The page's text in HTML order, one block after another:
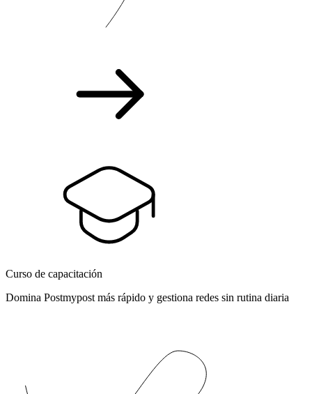
Curso de capacitación
Domina Postmypost más rápido y gestiona redes sin rutina diaria